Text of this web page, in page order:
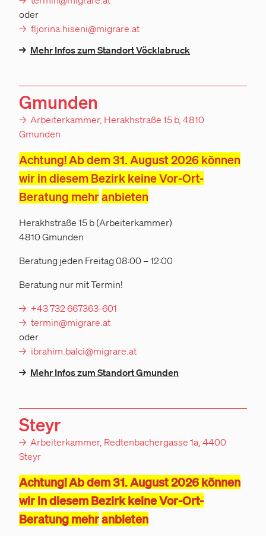
oder
fljorina.hiseni@migrare.at
→ Mehr Infos zum Standort Vöcklabruck
Gmunden
→ Arbeiterkammer, Herakhstraße 15 b, 4810
Gmunden
Achtung! Ab dem 31. August 2026 können
wir in diesem Bezirk keine Vor-Ort-
Beratung mehranbieten
Herakhstraße 15 b (Arbeiterkammer)
4810 Gmunden
Beratung jeden Freitag 08:00 – 12:00
Beratung nur mit Termin!
+43 732 667363-601
termin@migrare.at
oder
ibrahim.balci@migrare.at
→ Mehr Infos zum Standort Gmunden
Steyr
→ Arbeiterkammer, Redtenbachergasse 1a, 4400
Steyr
Achtung! Ab dem 31. August 2026 können
wir in diesem Bezirk keine Vor-Ort-
Beratung mehranbieten